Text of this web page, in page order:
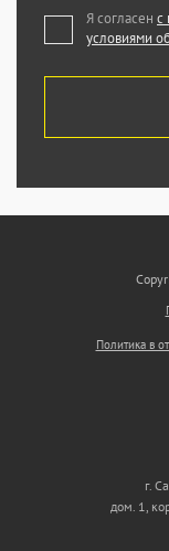
Я согласен с
условиями
Политика в
г.
дом. 1,